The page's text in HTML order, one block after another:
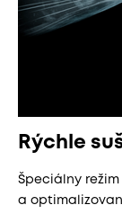
Rýchle
Špeciálny
a